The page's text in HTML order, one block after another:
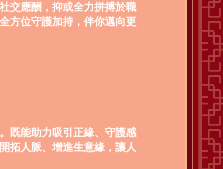
交應酬，抑或全力拼搏於職
方位守護加持，伴你邁向更
既能助力吸引正緣、守護感
拓人脈、增進生意緣，讓人